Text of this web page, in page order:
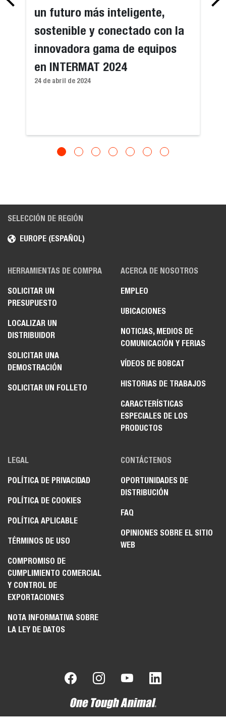
un futuro más inteligente,
sostenible y conectado con la
innovadora gama de equipos
en INTERMAT 2024
24 de abril de 2024
SELECCIÓN DE REGIÓN
EUROPE (ESPAÑOL)
HERRAMIENTAS DE COMPRA
SOLICITAR UN
PRESUPUESTO
LOCALIZAR UN
DISTRIBUIDOR
SOLICITAR UNA
DEMOSTRACIÓN
SOLICITAR UN FOLLETO
ACERCA DE NOSOTROS
EMPLEO
UBICACIONES
NOTICIAS, MEDIOS DE
COMUNICACIÓN Y FERIAS
VÍDEOS DE BOBCAT
HISTORIAS DE TRABAJOS
CARACTERÍSTICAS
ESPECIALES DE LOS
PRODUCTOS
LEGAL
POLÍTICA DE PRIVACIDAD
POLÍTICA DE COOKIES
POLÍTICA APLICABLE
TÉRMINOS DE USO
COMPROMISO DE
CUMPLIMIENTO COMERCIAL
Y CONTROL DE
EXPORTACIONES
NOTA INFORMATIVA SOBRE
LA LEY DE DATOS
CONTÁCTENOS
OPORTUNIDADES DE
DISTRIBUCIÓN
FAQ
OPINIONES SOBRE EL SITIO
WEB